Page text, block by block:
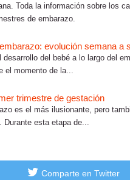
Toda la información sobre los
de embarazo.
evolución semana a
del bebé a lo largo del
el momento de la...
trimestre de gestación
es el más ilusionante, pero
esta etapa de...
Comparte en Twitter